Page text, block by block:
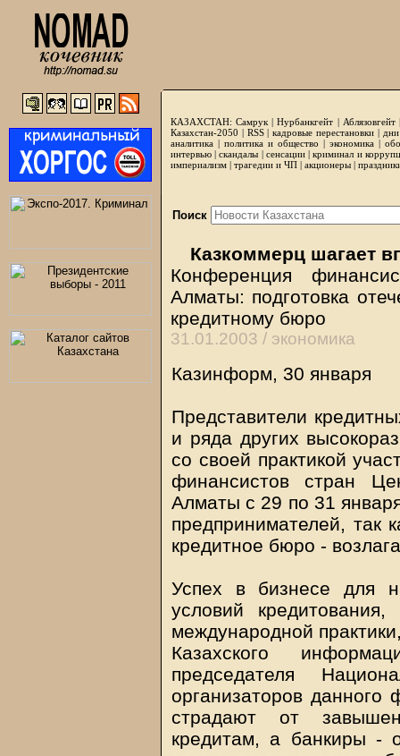
КАЗАХСТАН: Самрук |Нурбанкгейт | Аблязовгейт
Казахстан-2050 | RSS|кадровые перестановки|
аналитика | политика и общество | экономика |
интервью |скандалы | сенсации|криминал и
империализм | трагедии и ЧП | акционеры |
Поиск
Казкоммерц шагает
Конференция
Алматы: подготовка
кредитному бюро
31.01.2003 / экономика
Казинформ, 30 января
Представители
и ряда других
со своей практикой
финансистов стран
Алматы с 29 по 31
предпринимателей, так
кредитное бюро -
Успех в бизнесе для
условий
международной
Казахского
председателя
организаторов
страдают от
кредитам, а банкиры -